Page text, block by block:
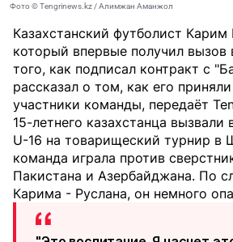
Фото © Tengrinews.kz / Алимжан Аманжол
Казахстанский футболист
который впервые получил вызов
того, как подписал контракт с
рассказал о том, как его
участники команды, передаёт
15-летнего казахстанца вызвали
U-16 на товарищеский турнир в
команда играла против
Пакистана и Азербайджана. По
Карима - Руслана, он немного